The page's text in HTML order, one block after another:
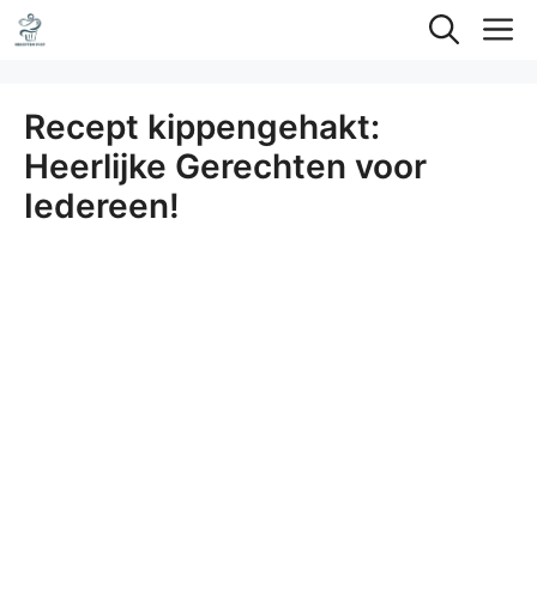
Ga
naar
inhoud
Recept kippengehakt:
Heerlijke Gerechten voor
Iedereen!